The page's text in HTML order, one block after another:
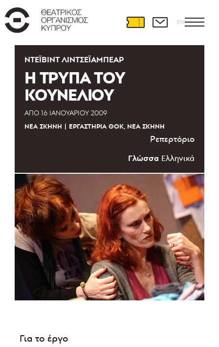
EN
ΝΤΈΙΒΙΝΤ ΛΊΝΤΣΕΪΑΜΠΈΑΡ
Η ΤΡΥΠΑ ΤΟΥ
ΚΟΥΝΕΛΙΟΥ
ΑΠΌ 16 ΙΑΝΟΥΑΡΊΟΥ 2009
ΝΈΑ ΣΚΗΝΉ ΕΡΓΑΣΤΉΡΙΑ ΘΟΚ, ΝΈΑ ΣΚΗΝΉ
Ρεπερτόριο
Γλώσσα Ελληνικά
Για το έργο